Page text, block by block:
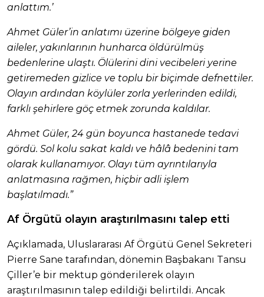
anlattım.’
Ahmet Güler’in anlatımı üzerine bölgeye giden
aileler, yakınlarının hunharca öldürülmüş
bedenlerine ulaştı. Ölülerini dini vecibeleri yerine
getiremeden gizlice ve toplu bir biçimde defnettiler.
Olayın ardından köylüler zorla yerlerinden edildi,
farklı şehirlere göç etmek zorunda kaldılar.
Ahmet Güler, 24 gün boyunca hastanede tedavi
gördü. Sol kolu sakat kaldı ve hâlâ bedenini tam
olarak kullanamıyor. Olayı tüm ayrıntılarıyla
anlatmasına rağmen, hiçbir adli işlem
başlatılmadı.”
Af Örgütü olayın araştırılmasını talep etti
Açıklamada, Uluslararası Af Örgütü Genel Sekreteri
Pierre Sane tarafından, dönemin Başbakanı Tansu
Çiller’e bir mektup gönderilerek olayın
araştırılmasının talep edildiği belirtildi. Ancak